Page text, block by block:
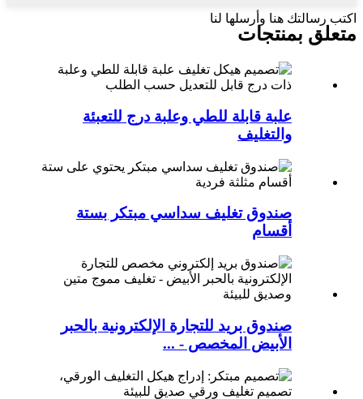
اكتب رسالتك هنا وأرسلها لنا
متعلق بمنتجات
علبة قابلة للطي وعلبة درج للتعبئة
والتغليف
صندوق تغليف سداسي مبتكر بستة
أقسام
صندوق بريد للتجارة الإلكترونية بالحبر
الأبيض المخصص - ...